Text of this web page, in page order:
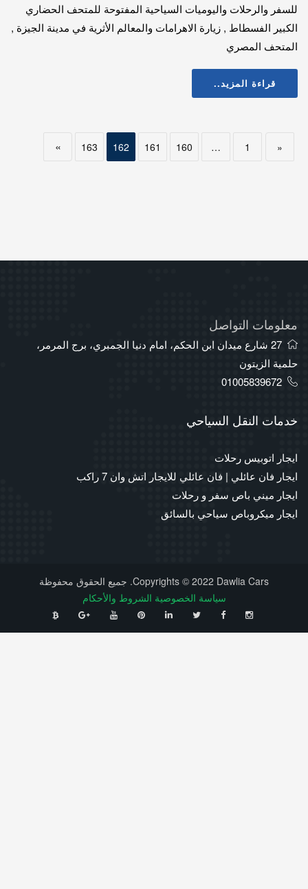
للسفر والرحلات واليوميات السياحية المفتوحة للمتحف الحضاري
الكبير الفسطاط , زيارة الاهرامات والمعالم الأثرية في مدينة الجيزة ,
المتحف المصري
قراءة المزيد..
«
1
…
160
161
162
163
»
معلومات التواصل
27 شارع ميدان ابن الحكم، امام دنيا الجمبري، برج المرمر،
حلمية الزيتون
01005839672
خدمات النقل السياحي
ايجار اتوبيس رحلات
ايجار فان عائلي | فان عائلي للايجار اتش وان 7 راكب
ايجار ميني باص سفر و رحلات
ايجار ميكروباص سياحي بالسائق
Copyrights © 2022 Dawlia Cars. جميع الحقوق محفوظة
سياسة الخصوصية الشروط والأحكام